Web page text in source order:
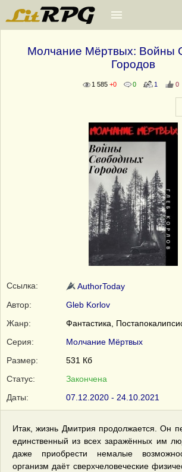
Молчание Мёртвых: Войны
Городов
1 585 +0 0 1 0
Ссылка:
AuthorToday
Автор:
Gleb Korlov
Жанр:
Фантастика,
Серия:
Молчание Мёртвых
Размер:
531 Кб
Статус:
Закончена
Даты:
07.12.2020 - 24.10.2021
Итак, жизнь Дмитрия продолжается. Он
единственный из всех заражённых им
даже приобрести немалые
организм даёт сверхчеловеческие